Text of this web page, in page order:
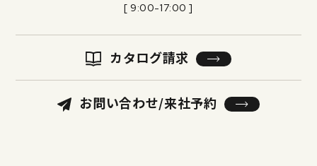
[ 9:00-17:00 ]
カタログ請求
お問い合わせ/来社予約